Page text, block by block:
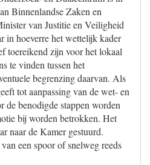
Binnenlandse Zaken en
van Justitie en Veiligheid
in hoeverre het wettelijk kader
toereikend zijn voor het lokaal
te vinden tussen het
begrenzing daarvan. Als
tot aanpassing van de wet- en
de benodigde stappen worden
bij worden betrokken. Het
naar de Kamer gestuurd.
een spoor of snelweg reeds